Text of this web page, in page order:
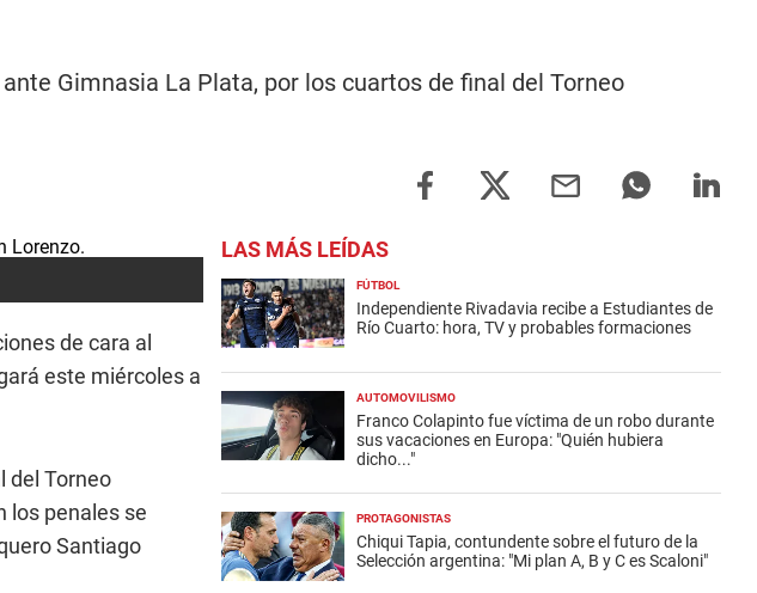
Gimnasia La Plata, por los cuartos de final del Torneo
de cara al
este miércoles a
del Torneo
los penales se
Santiago
LAS MÁS LEÍDAS
FÚTBOL
Independiente Rivadavia recibe a Estudiantes de
Río Cuarto: hora, TV y probables formaciones
AUTOMOVILISMO
Franco Colapinto fue víctima de un robo durante
sus vacaciones en Europa: "Quién hubiera
dicho..."
PROTAGONISTAS
Chiqui Tapia, contundente sobre el futuro de la
Selección argentina: "Mi plan A, B y C es Scaloni"